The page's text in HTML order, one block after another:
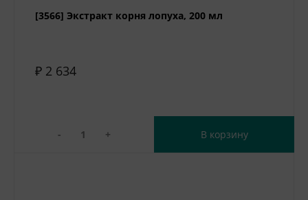
[3566] Экстракт корня лопуха, 200 мл
₽ 2 634
- + В корзину